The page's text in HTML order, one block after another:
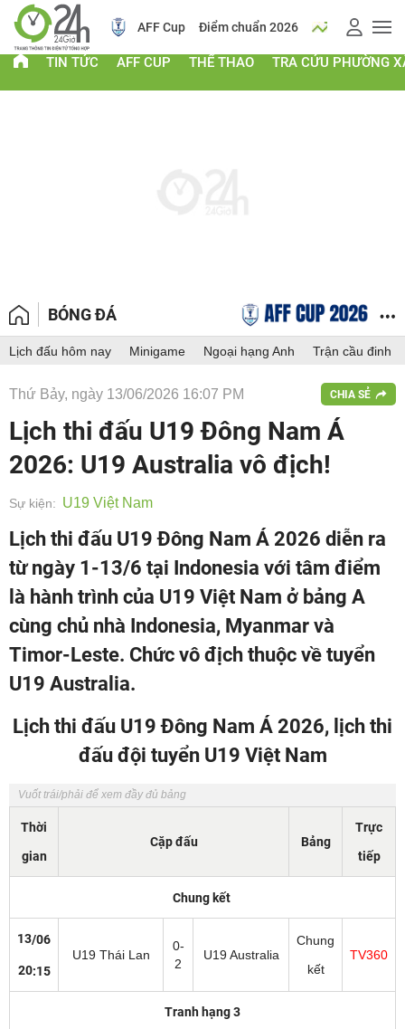
Tin mới AFF Cup Điểm chuẩn 2026 Giá vàng
TIN TỨC AFF CUP THỂ THAO TRA CỨU PHƯỜNG
BÓNG ĐÁ
Lịch đấu hôm nay Minigame Ngoại hạng Anh Trận cầu đinh
Thứ Bảy, ngày 13/06/2026 16:07 PM CHIA SẺ
Lịch thi đấu U19 Đông Nam Á
2026: U19 Australia vô địch!
Sự kiện: U19 Việt Nam
Lịch thi đấu U19 Đông Nam Á 2026 diễn ra
từ ngày 1-13/6 tại Indonesia với tâm điểm
là hành trình của U19 Việt Nam ở bảng A
cùng chủ nhà Indonesia, Myanmar và
Timor-Leste. Chức vô địch thuộc về tuyển
U19 Australia.
Lịch thi đấu U19 Đông Nam Á 2026, lịch thi
đấu đội tuyển U19 Việt Nam
Thời
gian
Cặp đấu Bảng
Trực
tiếp
Chung kết
13/06
20:15
U19 Thái Lan
0-
2
U19 Australia
Chung
kết
TV360
Tranh hạng 3